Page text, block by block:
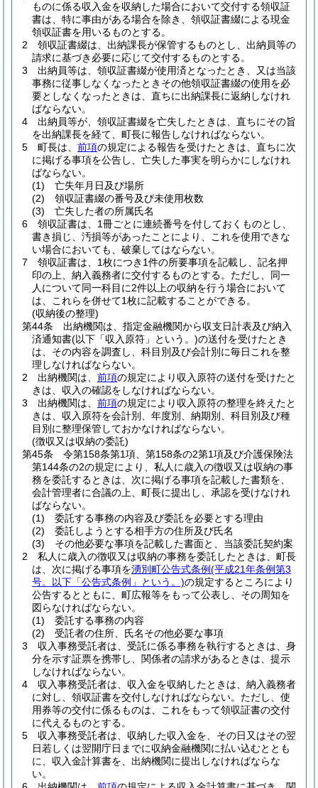
ものに係る収入金を収納した場合において交付する領収証
書は、特に事由がある場合を除き、領収証書綴による現金
領収証書を用いるものとする。
2
領収証書綴は、出納課長が保管するものとし、出納員等の
請求に基づき必要に応じて交付するものとする。
3
出納員等は、領収証書綴が使用済となったとき、又は当該
事務に従事しなくなったときその他領収証書綴の使用を必
要としなくなったときは、直ちに出納課長に返納しなけれ
ばならない。
4
出納員等が、領収証書綴を亡失したときは、直ちにその旨
を出納課長を経て、町長に報告しなければならない。
5
町長は、 前項の規定による報告を受けたときは、直ちに次
に掲げる事項を公告し、亡失した事実を明らかにしなけれ
ばならない。
(1)
亡失年月日及び場所
(2)
領収証書綴の番号及び未使用枚数
(3)
亡失した者の所属氏名
6
領収証書は、1冊ごとに連続番号を付しておくものとし、
書き損じ、汚損等があったことにより、これを使用できな
い場合においても、破棄してはならない。
7
領収証書は、1枚につき1件の所要事項を記載し、記名押
印の上、納入義務者に交付するものとする。 ただし、同一
人について同一科目に2件以上の収納を行う場合において
は、これらを併せて1枚に記載することができる。
(収納後の整理)
第44条
出納機関は、指定金融機関から収支日計表及び納入
済通知書(以下「収入原符」という。)の送付を受けたとき
は、その内容を調査し、科目別及び会計別に毎日これを整
理しなければならない。
2
出納機関は、 前項の規定により収入原符の送付を受けたと
きは、収入の確認をしなければならない。
3
出納機関は、 前項の規定により収入原符の整理を終えたと
きは、収入原符を会計別、年度別、納期別、科目別及び種
目別に整理保管しておかなければならない。
(徴収又は収納の委託)
第45条
令第158条第1項、第158条の2第1項及び介護保険法
第144条の2の規定により、私人に歳入の徴収又は収納の事
務を委託するときは、次に掲げる事項を記載した書類を、
会計管理者に合議の上、町長に提出し、承認を受けなけれ
ばならない。
(1)
委託する事務の内容及び委託を必要とする理由
(2)
委託しようとする相手方の住所及び氏名
(3)
その他必要な事項を記載した書面と、当該委託契約案
2
私人に歳入の徴収又は収納の事務を委託したときは、町長
は、次に掲げる事項を湧別町公告式条例(平成21年条例第3
号。以下「公告式条例」という。)の規定するところにより
公告するとともに、町広報等をもって公表し、その周知を
図らなければならない。
(1)
委託する事務の内容
(2)
受託者の住所、氏名その他必要な事項
3
収入事務受託者は、受託に係る事務を執行するときは、身
分を示す証票を携帯し、関係者の請求があるときは、提示
しなければならない。
4
収入事務受託者は、収入金を収納したときは、納入義務者
に対し、領収証書を交付しなければならない。 ただし、使
用券等の交付に係るものは、これをもって領収証書の交付
に代えるものとする。
5
収入事務受託者は、収納した収入金を、その日又はその翌
日若しくは翌開庁日までに収納金融機関に払い込むととも
に、収入金計算書を、出納機関に提出しなければならな
い。